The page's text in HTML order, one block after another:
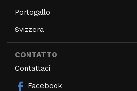
Portogallo
Svizzera
CONTATTO
Contattaci
Facebook